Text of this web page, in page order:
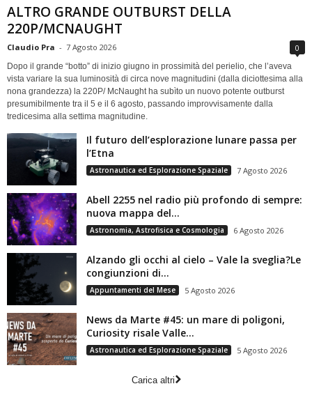
ALTRO GRANDE OUTBURST DELLA
220P/MCNAUGHT
Claudio Pra - 7 Agosto 2026 0
Dopo il grande “botto” di inizio giugno in prossimità del perielio, che l’aveva
vista variare la sua luminosità di circa nove magnitudini (dalla diciottesima alla
nona grandezza) la 220P/ McNaught ha subìto un nuovo potente outburst
presumibilmente tra il 5 e il 6 agosto, passando improvvisamente dalla
tredicesima alla settima magnitudine.
Il futuro dell’esplorazione lunare passa per
l’Etna
Astronautica ed Esplorazione Spaziale 7 Agosto 2026
Abell 2255 nel radio più profondo di sempre:
nuova mappa del...
Astronomia, Astrofisica e Cosmologia 6 Agosto 2026
Alzando gli occhi al cielo – Vale la sveglia?Le
congiunzioni di...
Appuntamenti del Mese 5 Agosto 2026
News da Marte #45: un mare di poligoni,
Curiosity risale Valle...
Astronautica ed Esplorazione Spaziale 5 Agosto 2026
Carica altri